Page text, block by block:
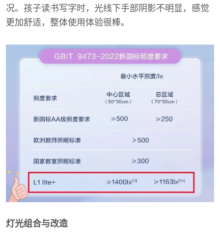
况。孩子读书写字时，光线下手部阴影不明显，感觉
更加舒适，整体使用体验很棒。
灯光组合与改造